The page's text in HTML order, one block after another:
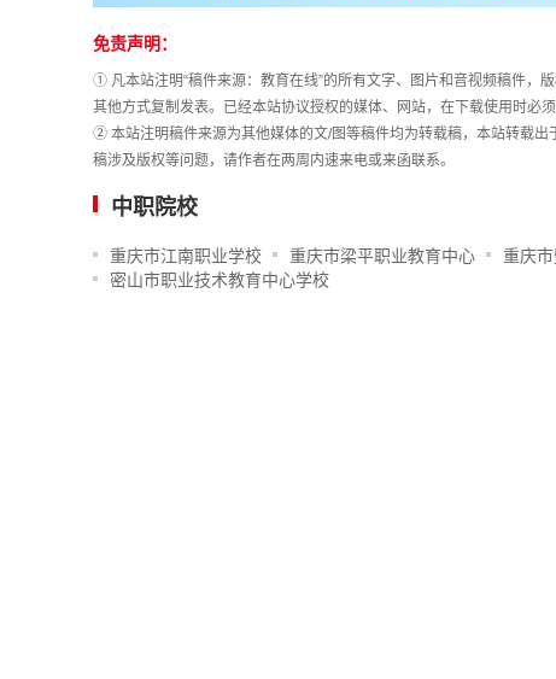
免责声明：
① 凡本站注明“稿件来源：教育在线”的所有文字、图片和音视频稿件，
其他方式复制发表。已经本站协议授权的媒体、网站，在下载使用时必
② 本站注明稿件来源为其他媒体的文/图等稿件均为转载稿，本站转载
稿涉及版权等问题，请作者在两周内速来电或来函联系。
中职院校
重庆市江南职业学校 重庆市梁平职业教育中心 重庆
密山市职业技术教育中心学校